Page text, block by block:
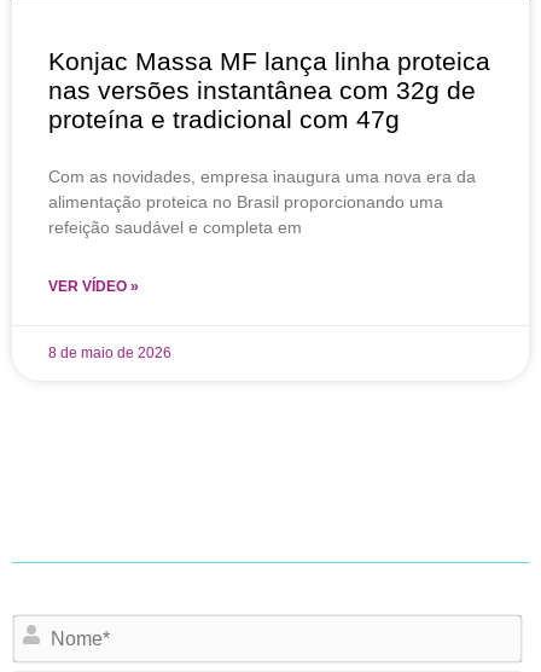
Konjac Massa MF lança linha proteica
nas versões instantânea com 32g de
proteína e tradicional com 47g
Com as novidades, empresa inaugura uma nova era da
alimentação proteica no Brasil proporcionando uma
refeição saudável e completa em
VER VÍDEO »
8 de maio de 2026